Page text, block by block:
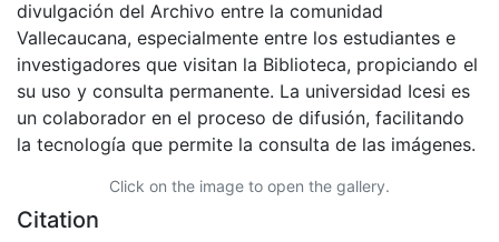
divulgación del Archivo entre la comunidad
Vallecaucana, especialmente entre los estudiantes e
investigadores que visitan la Biblioteca, propiciando el
su uso y consulta permanente. La universidad Icesi es
un colaborador en el proceso de difusión, facilitando
la tecnología que permite la consulta de las imágenes.
Click on the image to open the gallery.
Citation